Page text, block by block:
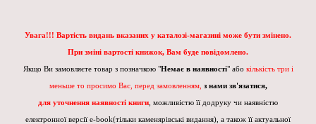
Увага!!! Вартість видань вказаних у каталозі-магазині може бути змінено.
При зміні вартості книжок, Вам буде повідомлено.
Якщо Ви замовляєте товар з позначкою "Немає в наявності" або кількість три і
меньше то просимо Вас, перед замовленням, з нами зв'язатися,
для уточнення наявності книги , можливістю її додруку чи наявністю
електронної версії e-book(тільки каменярівські видання), а також її актуальної